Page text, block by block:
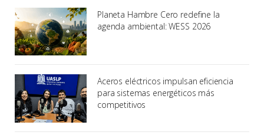
Planeta Hambre Cero redefine la
agenda ambiental: WESS 2026
Aceros eléctricos impulsan eficiencia
para sistemas energéticos más
competitivos